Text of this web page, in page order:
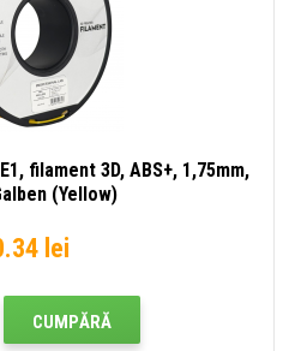
filament 3D, ABS+, 1,75mm,
(Yellow)
lei
CUMPĂRĂ